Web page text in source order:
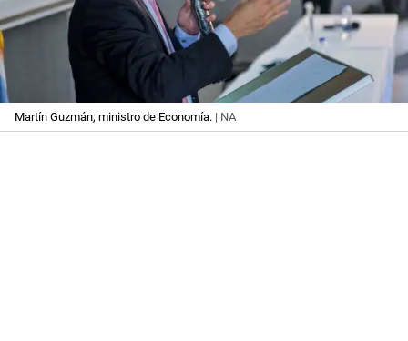
Martín Guzmán, ministro de Economía. | NA